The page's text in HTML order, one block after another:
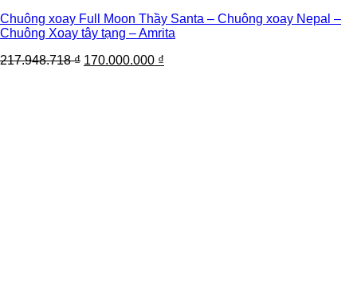
Chuông xoay Full Moon Thầy Santa – Chuông xoay Nepal –
Chuông Xoay tây tạng – Amrita
217.948.718₫ 170.000.000 ₫